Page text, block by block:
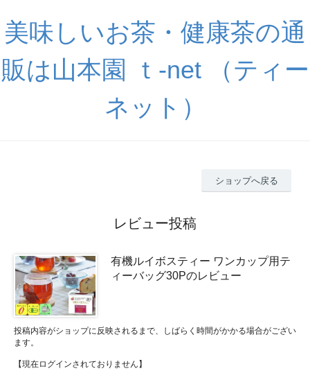
美味しいお茶・健康茶の通
販は山本園 ｔ-net （ティー
ネット）
ショップへ戻る
レビュー投稿
有機ルイボスティー ワンカップ用テ
ィーバッグ30Pのレビュー
投稿内容がショップに反映されるまで、しばらく時間がかかる場合がござい
ます。
【現在ログインされておりません】